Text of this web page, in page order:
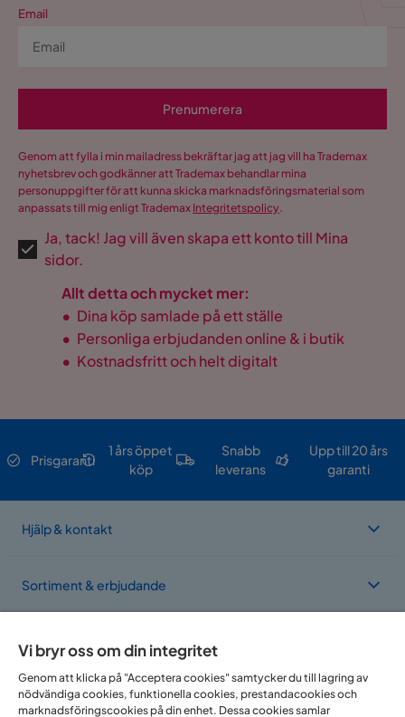
Email
Prenumerera
Genom att fylla i min mailadress bekräftar jag att jag vill ha Trademax
nyhetsbrev och godkänner att Trademax behandlar mina
personuppgifter för att kunna skicka marknadsföringsmaterial som
anpassats till mig enligt Trademax Integritetspolicy.
Ja, tack! Jag vill även skapa ett konto till Mina
sidor.
Allt detta och mycket mer:
• Dina köp samlade på ett ställe
• Personliga erbjudanden online & i butik
• Kostnadsfritt och helt digitalt
Prisgaranti
1 års öppet
köp
Snabb
leverans
Upp till 20 års
garanti
Hjälp & kontakt
Sortiment & erbjudande
Om Trademax
Vi finns i flera länder
Vi bryr oss om din integritet
Genom att klicka på "Acceptera cookies" samtycker du till lagring av
nödvändiga cookies, funktionella cookies, prestandacookies och
marknadsföringscookies på din enhet. Dessa cookies samlar